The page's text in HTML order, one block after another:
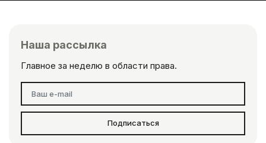
Наша рассылка
Главное за неделю в области права.
Подписаться